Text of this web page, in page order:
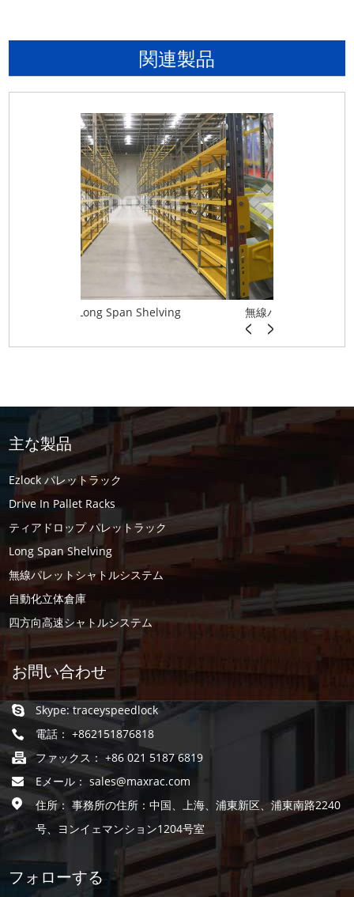
関連製品
無線パレットシャトルシステム
主な製品
Ezlock パレットラック
Drive In Pallet Racks
ティアドロップ パレットラック
Long Span Shelving
無線パレットシャトルシステム
自動化立体倉庫
四方向高速シャトルシステム
お問い合わせ
Skype:traceyspeedlock
電話： +862151876818
ファックス： +86 021 5187 6819
Eメール：sales@maxrac.com
住所： 事務所の住所：中国、上海、浦東新区、浦東南路2240
号、ヨンイェマンション1204号室
フォローする